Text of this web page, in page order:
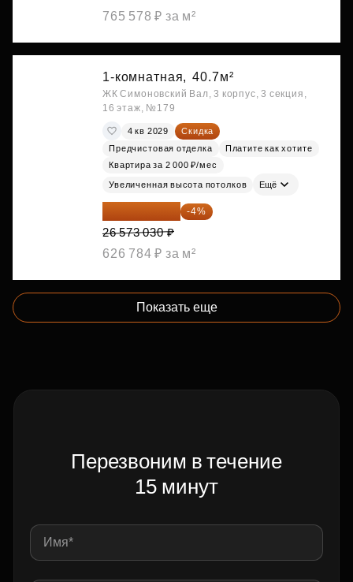
765 578 ₽ за м²
1-комнатная, 40.7м²
ЖК Симоновский Вал, 3 корпус, 3 секция,
16 этаж, №179
4 кв 2029
Скидка
Предчистовая отделка
Платите как хотите
Квартира за 2 000 ₽/мес
Увеличенная высота потолков Ещё
25 510 109 ₽ -4%
26 573 030 ₽
626 784 ₽ за м²
Показать еще
Перезвоним в течение
15 минут